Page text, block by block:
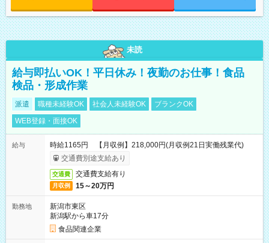
未読
給与即払いOK！平日休み！夜勤のお仕事！食品
検品・形成作業
派遣 職種未経験OK 社会人未経験OK
ブランクOK
WEB登録・面接OK
給与
時給1165円 【月収例】218,000円(月収例21日実働残業代)
交通費別途支給あり
交通費 交通費支給有り
月収例 15～20万円
勤務地
新潟市東区
新潟駅から車17分
食品関連企業